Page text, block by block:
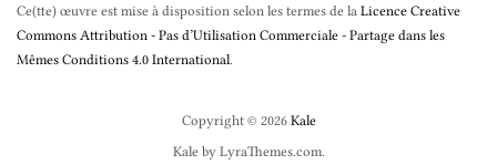
Ce(tte) œuvre est mise à disposition selon les termes de la Licence Creative
Commons Attribution - Pas d’Utilisation Commerciale - Partage dans les
Mêmes Conditions 4.0 International.
Copyright © 2026 Kale
Kaleby LyraThemes.com.